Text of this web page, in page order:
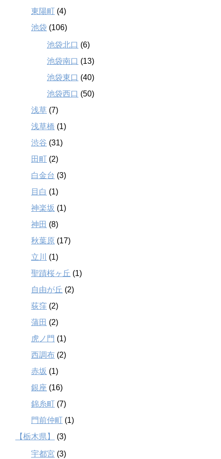
東陽町 (4)
池袋 (106)
池袋北口 (6)
池袋南口 (13)
池袋東口 (40)
池袋西口 (50)
浅草 (7)
浅草橋 (1)
渋谷 (31)
田町 (2)
白金台 (3)
目白 (1)
神楽坂 (1)
神田 (8)
秋葉原 (17)
立川
(1)
聖蹟桜ヶ丘 (1)
自由が丘 (2)
荻窪 (2)
蒲田 (2)
虎ノ門 (1)
西調布 (2)
赤坂 (1)
銀座 (16)
錦糸町 (7)
門前仲町 (1)
【栃木県】
(3)
宇都宮 (3)